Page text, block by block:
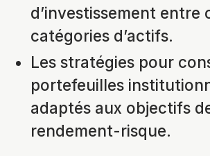
d’investissement entre
catégories d’actifs.
Les stratégies pour
portefeuilles
adaptés aux objectifs
rendement-risque.